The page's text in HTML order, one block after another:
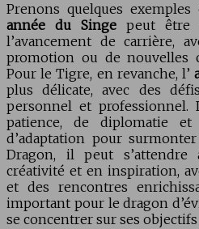
Prenons quelques
année du Singe peut être
l’avancement de carrière,
promotion ou de nouvelles
Pour le Tigre, en revanche, l’
plus délicate, avec des
personnel et professionnel.
patience, de diplomatie et
d’adaptation pour
Dragon, il peut
créativité et en inspiration,
et des rencontres
important pour le dragon
se concentrer sur ses